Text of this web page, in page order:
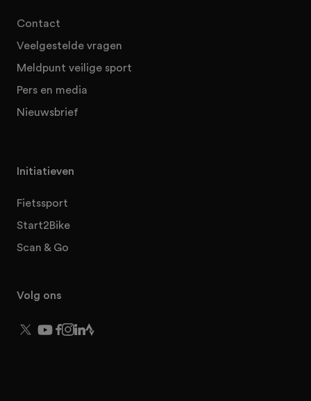
Contact
Veelgestelde vragen
Meldpunt veilige sport
Pers en media
Nieuwsbrief
Initiatieven
Fietssport
Start2Bike
Scan & Go
Volg ons